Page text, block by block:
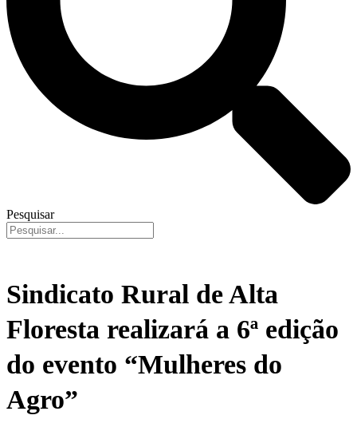
Pesquisar
Sindicato Rural de Alta
Floresta realizará a 6ª edição
do evento “Mulheres do
Agro”